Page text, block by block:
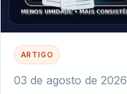
ARTIGO
03 de agosto de 2026